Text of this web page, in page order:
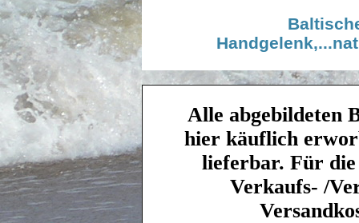
Alle abgebildeten
hier käuflich
lieferbar. Für die
Verkaufs- /